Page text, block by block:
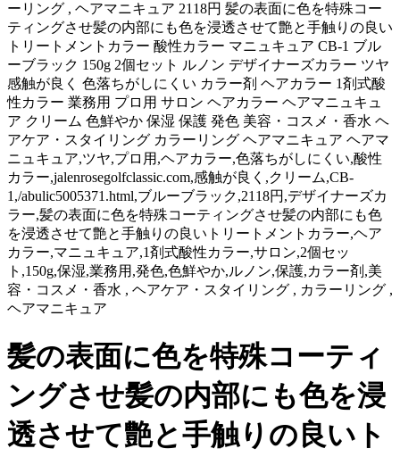
ーリング , ヘアマニキュア 2118円 髪の表面に色を特殊コー
ティングさせ髪の内部にも色を浸透させて艶と手触りの良い
トリートメントカラー 酸性カラー マニュキュア CB-1 ブル
ーブラック 150g 2個セット ルノン デザイナーズカラー ツヤ
感触が良く 色落ちがしにくい カラー剤 ヘアカラー 1剤式酸
性カラー 業務用 プロ用 サロン ヘアカラー ヘアマニュキュ
ア クリーム 色鮮やか 保湿 保護 発色 美容・コスメ・香水 ヘ
アケア・スタイリング カラーリング ヘアマニキュア ヘアマ
ニュキュア,ツヤ,プロ用,ヘアカラー,色落ちがしにくい,酸性
カラー,jalenrosegolfclassic.com,感触が良く,クリーム,CB-
1,/abulic5005371.html,ブルーブラック,2118円,デザイナーズカ
ラー,髪の表面に色を特殊コーティングさせ髪の内部にも色
を浸透させて艶と手触りの良いトリートメントカラー,ヘア
カラー,マニュキュア,1剤式酸性カラー,サロン,2個セッ
ト,150g,保湿,業務用,発色,色鮮やか,ルノン,保護,カラー剤,美
容・コスメ・香水 , ヘアケア・スタイリング , カラーリング ,
ヘアマニキュア
髪の表面に色を特殊コーティ
ングさせ髪の内部にも色を浸
透させて艶と手触りの良いト